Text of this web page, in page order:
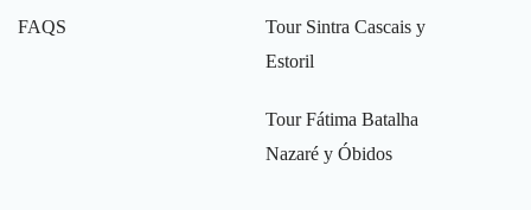
FAQS
Tour Sintra Cascais y
Estoril
Tour Fátima Batalha
Nazaré y Óbidos